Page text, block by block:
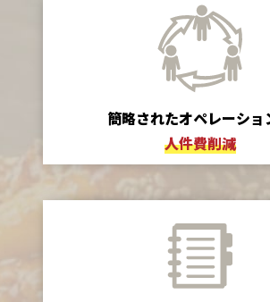
簡略されたオペレーショ
人件費削減